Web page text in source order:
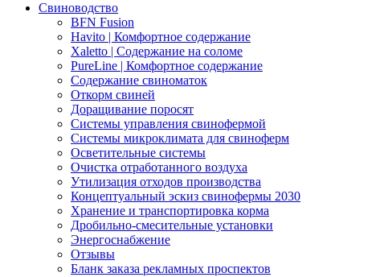
Свиноводство
BFN Fusion
Havito | Комфортное содержание
Xaletto | Содержание на соломе
PureLine | Комфортное содержание
Содержание свиноматок
Откорм свиней
Доращивание поросят
Системы управления свинофермой
Системы микроклимата для свиноферм
Осветительные системы
Очистка отработанного воздуха
Утилизация отходов производства
Концептуальный эскиз свинофермы 2030
Хранение и транспортировка корма
Дробильно-смесительные установки
Энергоснабжение
Отзывы
Бланк заказа рекламных проспектов